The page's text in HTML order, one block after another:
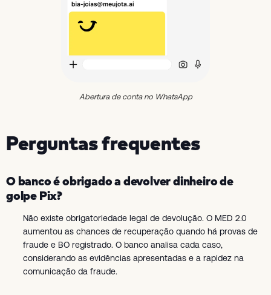
Abertura de conta no WhatsApp
Perguntas frequentes
O banco é obrigado a devolver dinheiro de
golpe Pix?
Não existe obrigatoriedade legal de devolução. O MED 2.0
aumentou as chances de recuperação quando há provas de
fraude e BO registrado. O banco analisa cada caso,
considerando as evidências apresentadas e a rapidez na
comunicação da fraude.